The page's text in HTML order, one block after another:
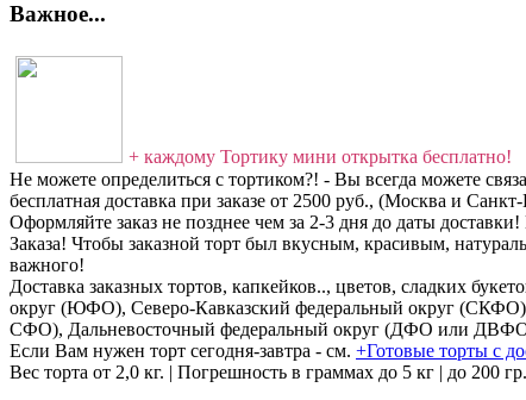
Важное...
+ каждому Тортику мини открытка бесплатно!
Не можете определиться с тортиком?! - Вы всегда можете
бесплатная доставка при заказе от 2500 руб., (Москва и
Оформляйте заказ не позднее чем за 2-3 дня до даты
Заказа! Чтобы заказной торт был вкусным, красивым,
важного!
Доставка заказных тортов, капкейков.., цветов, сладких
округ (ЮФО), Северо-Кавказский федеральный округ
СФО), Дальневосточный федеральный округ (ДФО или
Если Вам нужен торт сегодня-завтра - см. +Готовые торты с
Вес торта от 2,0 кг. | Погрешность в граммах до 5 кг | до 200 гр.